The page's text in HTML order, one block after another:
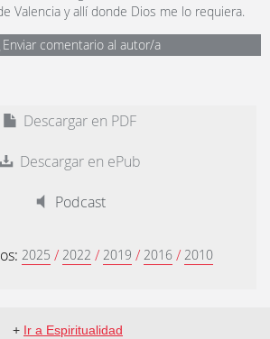
Valencia y allí donde Dios me lo requiera.
Enviar comentario al autor/a
Descargar en PDF
Descargar en ePub
Podcast
2025 / 2022 / 2019 / 2016 / 2010
+ Ir a Espiritualidad